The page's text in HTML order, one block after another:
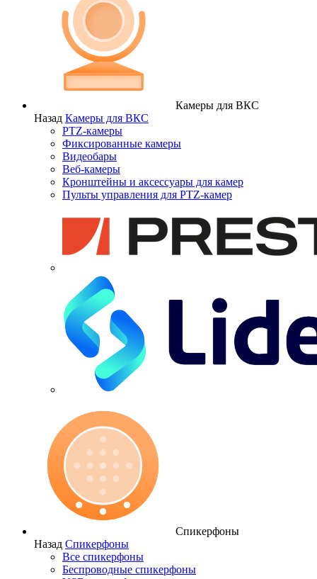
Камеры для ВКС
Назад Камеры для ВКС
PTZ-камеры
Фиксированные камеры
Видеобары
Веб-камеры
Кронштейны и аксессуары для камер
Пульты управления для PTZ-камер
Спикерфоны
Назад Спикерфоны
Все спикерфоны
Беспроводные спикерфоны